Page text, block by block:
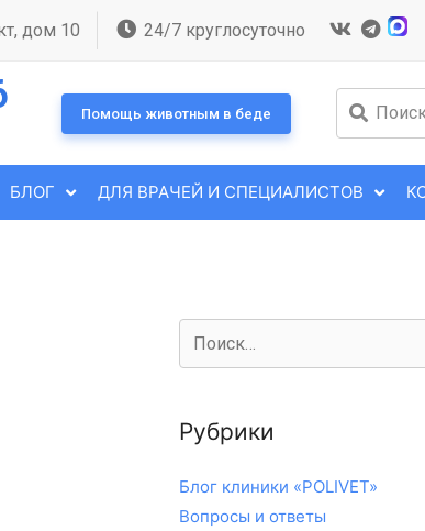
дом 10 24/7 круглосуточно
Помощь животным в беде
БЛОГ ДЛЯ ВРАЧЕЙ И СПЕЦИАЛИСТОВ
Рубрики
Блог клиники «POLIVET»
Вопросы и ответы